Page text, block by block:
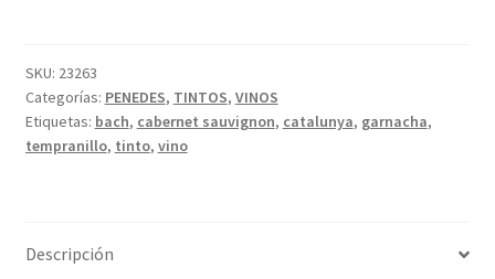
cantidad
a
SKU: 23263
Categorías: PENEDES, TINTOS, VINOS
Etiquetas: bach, cabernet sauvignon, catalunya, garnacha,
tempranillo, tinto, vino
Descripción